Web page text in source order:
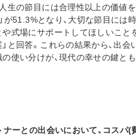
生の節目には合理性以上の価値
が51.3%となり、大切な節目に
や式場にサポートしてほしいこと
と回答。これらの結果から、出
使い分けが、現代の幸せの鍵と
ーとの出会いにおいて、コスパ(